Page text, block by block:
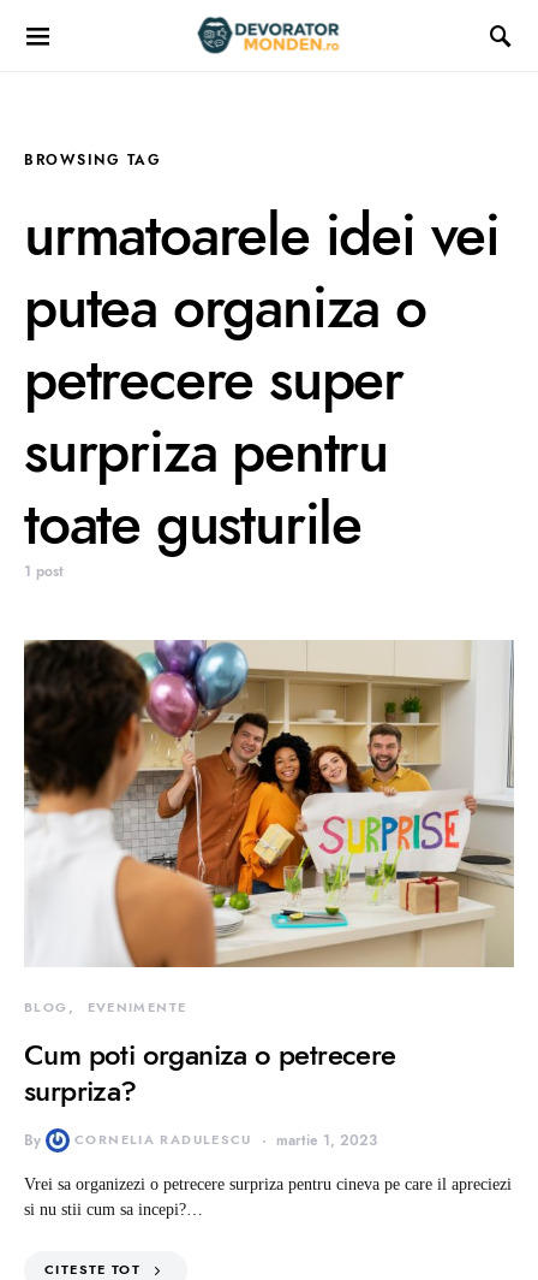
BROWSING TAG
urmatoarele idei vei
putea organiza o
petrecere super
surpriza pentru
toate gusturile
1 post
BLOG EVENIMENTE
Cum poti organiza o petrecere
surpriza?
By CORNELIA RADULESCU martie 1, 2023
Vrei sa organizezi o petrecere surpriza pentru cineva pe care il apreciezi
si nu stii cum sa incepi?…
CITESTE TOT